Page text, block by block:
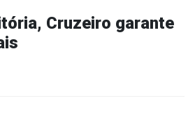
Cruzeiro garante